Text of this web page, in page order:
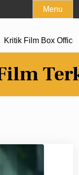
Menu
Film Box Office